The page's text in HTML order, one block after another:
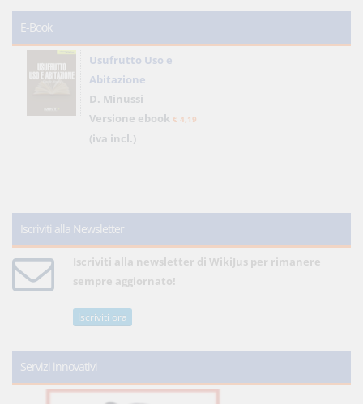
E-Book
Usufrutto Uso e
Abitazione
D. Minussi
Versione ebook € 4,19
(iva incl.)
Iscriviti alla Newsletter
Iscriviti alla newsletter di WikiJus per rimanere
sempre aggiornato!
Iscriviti ora
Servizi innovativi